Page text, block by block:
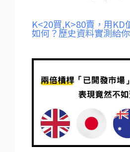
K<20買,K>80賣，用KD
如何？歷史資料實測給